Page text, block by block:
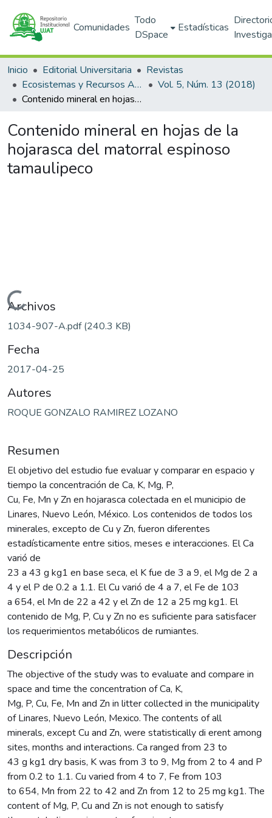
Comunidades
Todo
DSpace
Estadísticas
Inicio Editorial Universitaria
Revistas
Ecosistemas y Recursos Agropecuarios
Vol. 5, Núm. 13 (2018)
Contenido mineral en hojas de la hojarasca del matorral espinoso tamaulipeco
Contenido mineral en hojas de la
hojarasca del matorral espinoso
tamaulipeco
Cargando...
Archivos
1034-907-A.pdf(240.3 KB)
Fecha
2017-04-25
Autores
ROQUE GONZALO RAMIREZ LOZANO
Resumen
El objetivo del estudio fue evaluar y comparar en espacio y
tiempo la concentración de Ca, K, Mg, P,
Cu, Fe, Mn y Zn en hojarasca colectada en el municipio de
Linares, Nuevo León, México. Los contenidos de todos los
minerales, excepto de Cu y Zn, fueron diferentes
estadísticamente entre sitios, meses e interacciones. El Ca
varió de
23 a 43 g kg1 en base seca, el K fue de 3 a 9, el Mg de 2 a
4 y el P de 0.2 a 1.1. El Cu varió de 4 a 7, el Fe de 103
a 654, el Mn de 22 a 42 y el Zn de 12 a 25 mg kg1. El
contenido de Mg, P, Cu y Zn no es suficiente para satisfacer
los requerimientos metabólicos de rumiantes.
Descripción
The objective of the study was to evaluate and compare in
space and time the concentration of Ca, K,
Mg, P, Cu, Fe, Mn and Zn in litter collected in the municipality
of Linares, Nuevo León, Mexico. The contents of all
minerals, except Cu and Zn, were statistically di erent among
sites, months and interactions. Ca ranged from 23 to
43 g kg1 dry basis, K was from 3 to 9, Mg from 2 to 4 and P
from 0.2 to 1.1. Cu varied from 4 to 7, Fe from 103
to 654, Mn from 22 to 42 and Zn from 12 to 25 mg kg1. The
content of Mg, P, Cu and Zn is not enough to satisfy